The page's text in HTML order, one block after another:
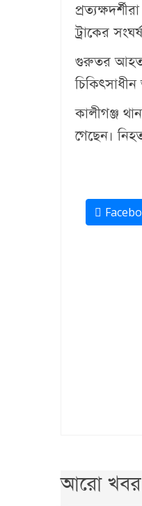
ট্রাকের
গুরুতর আহত
কালীগঞ্জ
গেছেন।
আরো খবর